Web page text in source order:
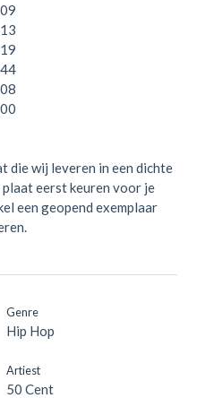
die wij leveren in een dichte
eerst keuren voor je
een geopend exemplaar
Genre
Hip Hop
Artiest
50 Cent